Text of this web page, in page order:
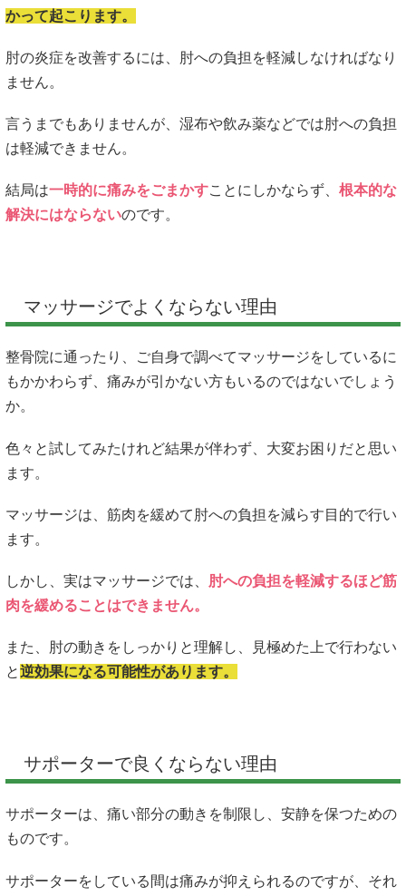
かって起こります。
肘の炎症を改善するには、肘への負担を軽減しなければなり
ません。
言うまでもありませんが、湿布や飲み薬などでは肘への負担
は軽減できません。
結局は一時的に痛みをごまかすことにしかならず、 根本的な
解決にはならないのです。
マッサージでよくならない理由
整骨院に通ったり、ご自身で調べてマッサージをしているに
もかかわらず、痛みが引かない方もいるのではないでしょう
か。
色々と試してみたけれど結果が伴わず、大変お困りだと思い
ます。
マッサージは、筋肉を緩めて肘への負担を減らす目的で行い
ます。
しかし、実はマッサージでは、 肘への負担を軽減するほど筋
肉を緩めることはできません。
また、肘の動きをしっかりと理解し、見極めた上で行わない
と逆効果になる可能性があります。
サポーターで良くならない理由
サポーターは、痛い部分の動きを制限し、安静を保つための
ものです。
サポーターをしている間は痛みが抑えられるのですが、それ